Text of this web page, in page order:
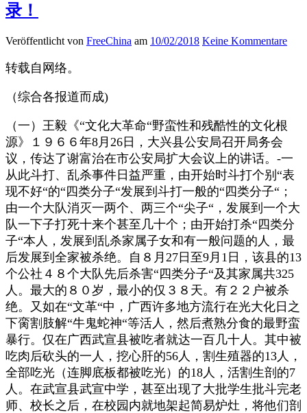
录！
Veröffentlicht von FreeChina am 10/02/2018 Keine Kommentare
转载自网络。
（综合各报道而成)
（一）王毅《“文化大革命“野蛮性和残酷性的文化根
源》１９６６年8月26日，大兴县公安局召开局务会
议，传达了谢富治在市公安局扩大会议上的讲话。-一
从此斗打、乱杀事件日益严重，由开始时斗打个别“表
现不好“的“四类分子“发展到斗打一般的“四类分子“；
由一个大队消灭一两个、两三个“尖子“，发展到一个大
队一下子打死十来个甚至几十个；由开始打杀“四类分
子“本人，发展到乱杀家属子女和有一般问题的人，最
后发展到全家被杀绝。自８月27日至9月1日，该县的13
个公社４８个大队先后杀害“四类分子“及其家属共325
人。最大的８０岁，最小的仅３８天。有２２户被杀
绝。又如在“文革“中，广西许多地方流行在光大化日之
下脔割肢解“牛鬼蛇神“等活人，然后煮熟分食的最野蛮
暴行。仅在广西武宣县被吃者就达一百几十人。其中被
吃肉后砍头的一人，挖心肝的56人，割生殖器的13人，
全部吃光（连脚底板都被吃光）的18人，活割生剖的7
人。在武宣县武宣中学，甚至出现了大批学生批斗完老
师、校长之后，在校园内就地架起简易炉灶，将他们剖